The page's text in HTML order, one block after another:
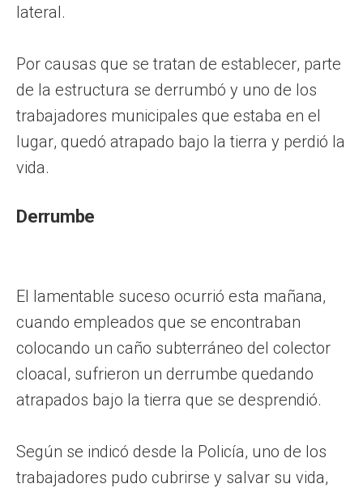
lateral.
Por causas que se tratan de establecer, parte
de la estructura se derrumbó y uno de los
trabajadores municipales que estaba en el
lugar, quedó atrapado bajo la tierra y perdió la
vida.
Derrumbe
El lamentable suceso ocurrió esta mañana,
cuando empleados que se encontraban
colocando un caño subterráneo del colector
cloacal, sufrieron un derrumbe quedando
atrapados bajo la tierra que se desprendió.
Según se indicó desde la Policía, uno de los
trabajadores pudo cubrirse y salvar su vida,